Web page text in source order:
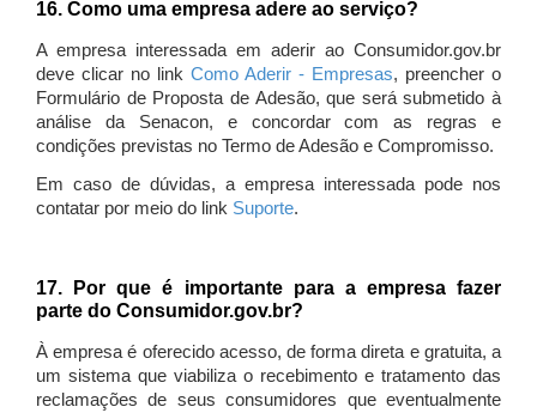
16. Como uma empresa adere ao serviço?
A empresa interessada em aderir ao Consumidor.gov.br
deve clicar no link Como Aderir - Empresas, preencher o
Formulário de Proposta de Adesão, que será submetido à
análise da Senacon, e concordar com as regras e
condições previstas no Termo de Adesão e Compromisso.
Em caso de dúvidas, a empresa interessada pode nos
contatar por meio do link Suporte.
17. Por que é importante para a empresa fazer
parte do Consumidor.gov.br?
À empresa é oferecido acesso, de forma direta e gratuita, a
um sistema que viabiliza o recebimento e tratamento das
reclamações de seus consumidores que eventualmente